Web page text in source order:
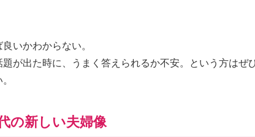
いかわからない。
が出た時に、うまく答えられるか不安。という方はぜ
の新しい夫婦像